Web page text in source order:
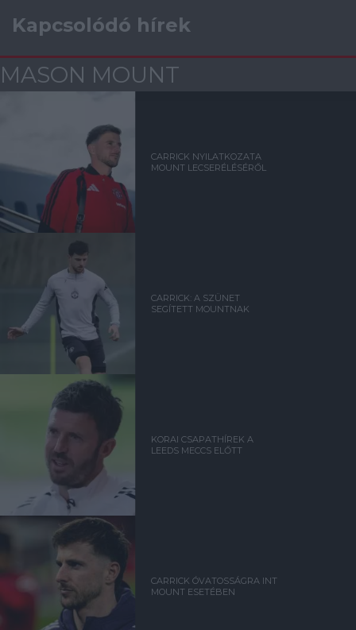
Kapcsolódó hírek
MASON MOUNT
CARRICK NYILATKOZATA
MOUNT LECSERÉLÉSÉRŐL
CARRICK: A SZÜNET
SEGÍTETT MOUNTNAK
KORAI CSAPATHÍREK A
LEEDS MECCS ELŐTT
CARRICK ÓVATOSSÁGRA INT
MOUNT ESETÉBEN